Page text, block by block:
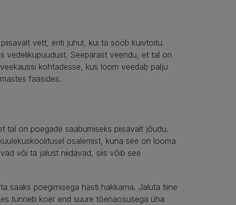
vett, eriti juhul, kui ta sööb kuivtoitu.
vedelikupuudust. Seepärast veendu, et tal on
kohtadesse, kus loom veedab palju
faasides.
tal on poegade saabumiseks piisavalt jõudu.
osalemist, kuna see on looma
või ta jalust niidavad, siis võib see
saaks poegimisega hästi hakkama. Jaluta tiine
tunneb koer end suure tõenäosusega üha